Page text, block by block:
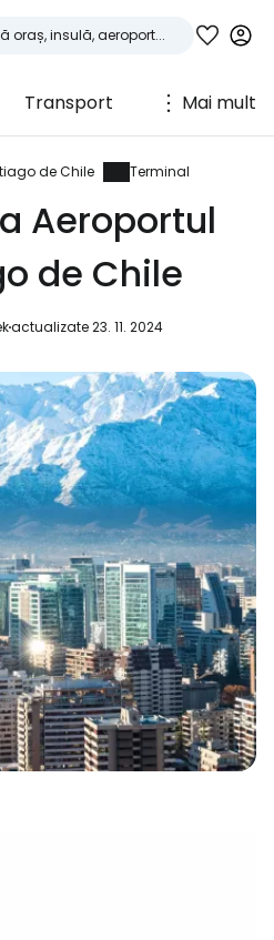
Transport Mai mult
de Chile Terminal
Aeroportul
de Chile
actualizate 23. 11. 2024
vă la
a călătorilor
cu Google
cu Facebook
cu e-mailul